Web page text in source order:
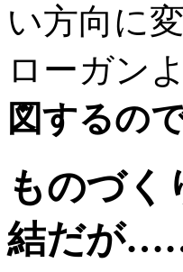
い方向に
ローガン
図するの
ものづく
結だが